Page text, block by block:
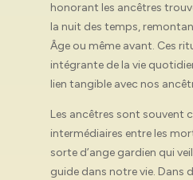
honorant les ancêtres
la nuit des temps,
Âge ou même avant. Ces
intégrante de la vie
lien tangible avec nos
Les ancêtres sont souvent
intermédiaires entre les
sorte d’ange gardien qui
guide dans notre vie. Dans